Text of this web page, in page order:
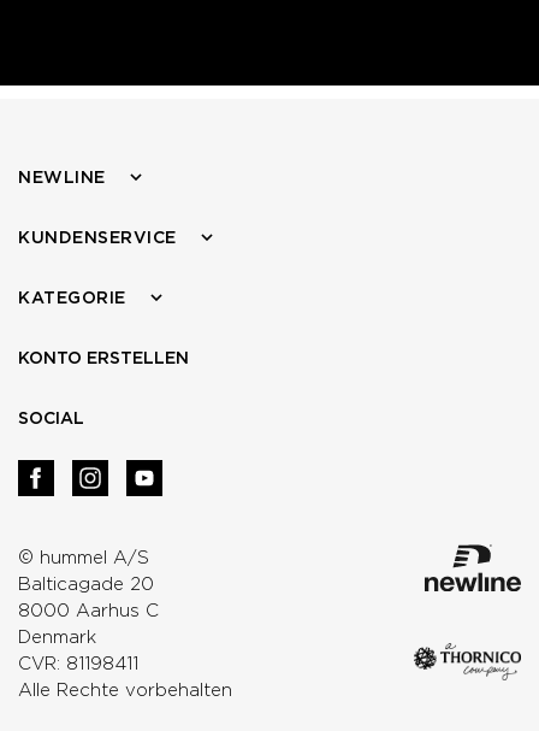
© hummel A/S
Balticagade 20
8000 Aarhus C
Denmark
CVR: 81198411
Alle Rechte vorbehalten
NEWLINE
KUNDENSERVICE
KATEGORIE
KONTO ERSTELLEN
SOCIAL